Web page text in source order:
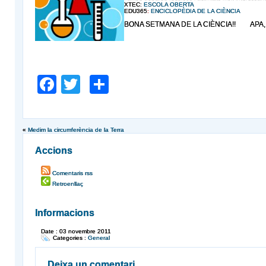
XTEC: ESCOLA OBERTA
EDU365: ENCICLOPÈDIA DE LA CIÈNCIA
BONA SETMANA DE LA CIÈNCIA!! APA,
Facebook
Twitter
« Medim la circumferència de la Terra
Accions
Comentaris rss
Retroenllaç
Informacions
Date : 03 novembre 2011
Categories : General